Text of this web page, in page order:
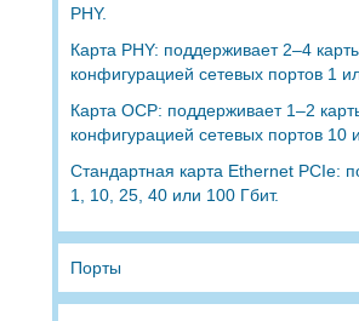
PHY.
Карта PHY: поддерживает 2–4
конфигурацией сетевых портов 1
Карта OCP: поддерживает 1–2
конфигурацией сетевых портов 10
Стандартная карта Ethernet PCIe:
1, 10, 25, 40 или 100 Гбит.
Порты